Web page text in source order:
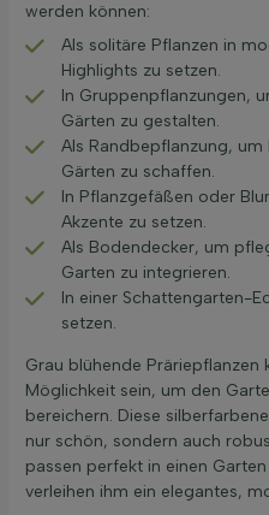
werden können:
Als solitäre Pflanzen in
Highlights zu setzen.
In Gruppenpflanzungen,
Gärten zu gestalten.
Als Randbepflanzung,
Gärten zu schaffen.
In Pflanzgefäßen oder
Akzente zu setzen.
Als Bodendecker, um
Garten zu integrieren.
In einer Schattengarten-
setzen.
Grau blühende Präriepflanzen
Möglichkeit sein, um den
bereichern. Diese
nur schön, sondern auch
passen perfekt in einen
verleihen ihm ein elegantes,